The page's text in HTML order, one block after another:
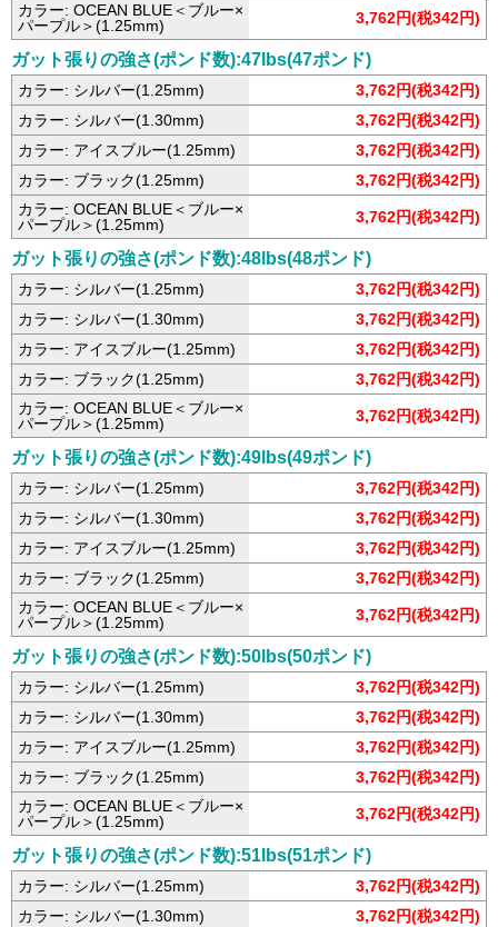
カラー: OCEAN BLUE＜ブルー×
パープル＞(1.25mm)
3,762円(税342円)
ガット張りの強さ(ポンド数):47lbs(47ポンド)
カラー: シルバー(1.25mm)
3,762円(税342円)
カラー: シルバー(1.30mm)
3,762円(税342円)
カラー: アイスブルー(1.25mm)
3,762円(税342円)
カラー: ブラック(1.25mm)
3,762円(税342円)
カラー: OCEAN BLUE＜ブルー×
パープル＞(1.25mm)
3,762円(税342円)
ガット張りの強さ(ポンド数):48lbs(48ポンド)
カラー: シルバー(1.25mm)
3,762円(税342円)
カラー: シルバー(1.30mm)
3,762円(税342円)
カラー: アイスブルー(1.25mm)
3,762円(税342円)
カラー: ブラック(1.25mm)
3,762円(税342円)
カラー: OCEAN BLUE＜ブルー×
パープル＞(1.25mm)
3,762円(税342円)
ガット張りの強さ(ポンド数):49lbs(49ポンド)
カラー: シルバー(1.25mm)
3,762円(税342円)
カラー: シルバー(1.30mm)
3,762円(税342円)
カラー: アイスブルー(1.25mm)
3,762円(税342円)
カラー: ブラック(1.25mm)
3,762円(税342円)
カラー: OCEAN BLUE＜ブルー×
パープル＞(1.25mm)
3,762円(税342円)
ガット張りの強さ(ポンド数):50lbs(50ポンド)
カラー: シルバー(1.25mm)
3,762円(税342円)
カラー: シルバー(1.30mm)
3,762円(税342円)
カラー: アイスブルー(1.25mm)
3,762円(税342円)
カラー: ブラック(1.25mm)
3,762円(税342円)
カラー: OCEAN BLUE＜ブルー×
パープル＞(1.25mm)
3,762円(税342円)
ガット張りの強さ(ポンド数):51lbs(51ポンド)
カラー: シルバー(1.25mm)
3,762円(税342円)
カラー: シルバー(1.30mm)
3,762円(税342円)